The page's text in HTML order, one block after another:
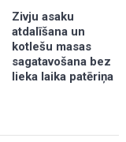
Zivju asaku
atdalīšana un
kotlešu masas
sagatavošana bez
lieka laika patēriņa